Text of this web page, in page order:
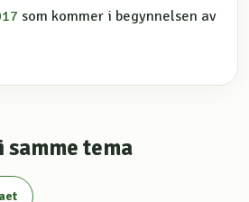
som kommer i begynnelsen av
tema